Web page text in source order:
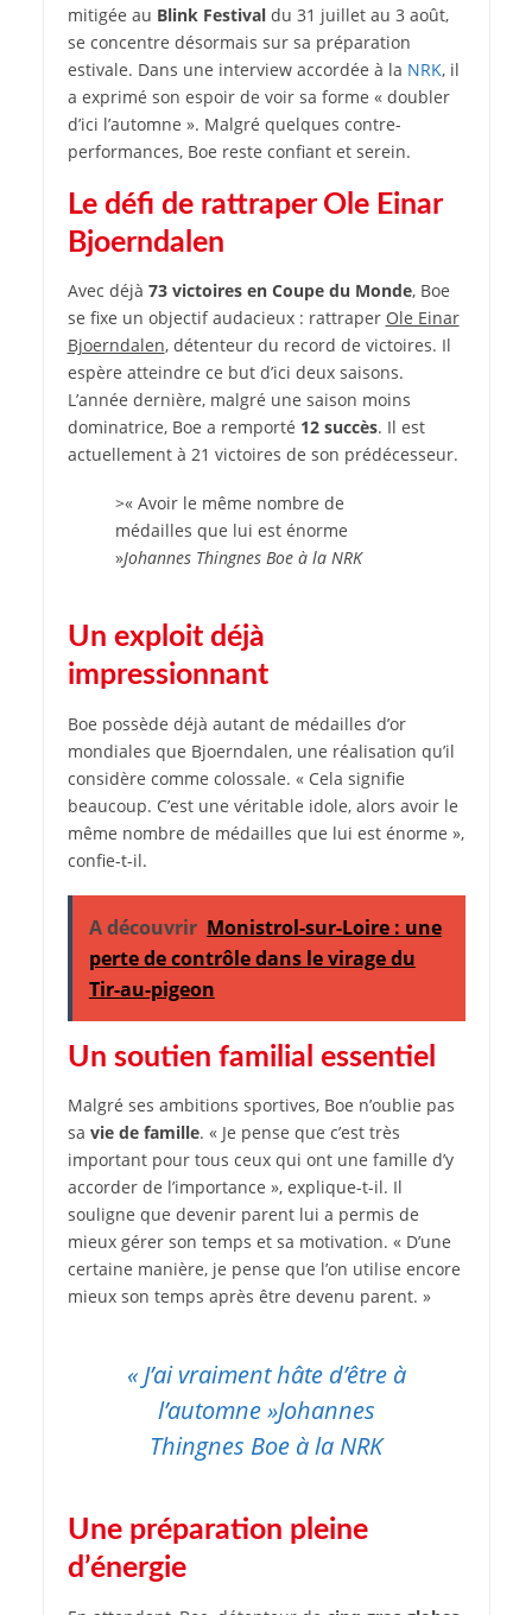
mitigée au Blink Festivaldu 31 juillet au 3 août,
se concentre désormais sur sa préparation
estivale. Dans une interview accordée à la NRK, il
a exprimé son espoir de voir sa forme « doubler
d’ici l’automne ». Malgré quelques contre-
performances, Boe reste confiant et serein.
Le défi de rattraper Ole Einar
Bjoerndalen
Avec déjà 73 victoires en Coupe du Monde, Boe
se fixe un objectif audacieux : rattraper Ole Einar
Bjoerndalen, détenteur du record de victoires. Il
espère atteindre ce but d’ici deux saisons.
L’année dernière, malgré une saison moins
dominatrice, Boe a remporté 12 succès. Il est
actuellement à 21 victoires de son prédécesseur.
>« Avoir le même nombre de
médailles que lui est énorme
»Johannes Thingnes Boe à la NRK
Un exploit déjà
impressionnant
Boe possède déjà autant de médailles d’or
mondiales que Bjoerndalen, une réalisation qu’il
considère comme colossale. « Cela signifie
beaucoup. C’est une véritable idole, alors avoir le
même nombre de médailles que lui est énorme »,
confie-t-il.
A découvrir Monistrol-sur-Loire : une
perte de contrôle dans le virage du
Tir-au-pigeon
Un soutien familial essentiel
Malgré ses ambitions sportives, Boe n’oublie pas
sa vie de famille. « Je pense que c’est très
important pour tous ceux qui ont une famille d’y
accorder de l’importance », explique-t-il. Il
souligne que devenir parent lui a permis de
mieux gérer son temps et sa motivation. « D’une
certaine manière, je pense que l’on utilise encore
mieux son temps après être devenu parent. »
« J’ai vraiment hâte d’être à
l’automne »Johannes
Thingnes Boe à la NRK
Une préparation pleine
d’énergie